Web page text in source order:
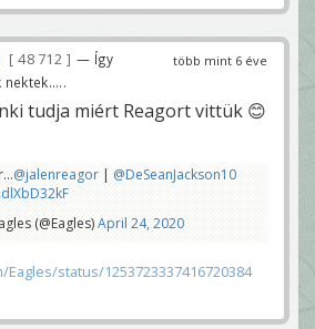
több mint 6 éve
48 712
— Így
tudja miért Reagort vittük 😊
@jalenreagor | @DeSeanJackson10
(@Eagles)April 24, 2020
status/1253723337416720384